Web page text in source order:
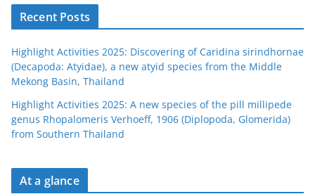
Recent Posts
Highlight Activities 2025: Discovering of Caridina sirindhornae
(Decapoda: Atyidae), a new atyid species from the Middle
Mekong Basin, Thailand
Highlight Activities 2025: A new species of the pill millipede
genus Rhopalomeris Verhoeff, 1906 (Diplopoda, Glomerida)
from Southern Thailand
At a glance